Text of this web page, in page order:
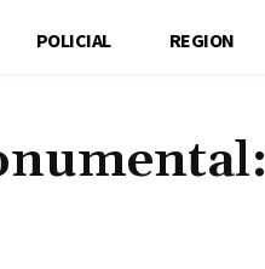
POLICIAL REGION